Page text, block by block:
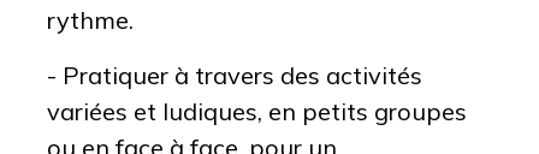
rythme.
- Pratiquer à travers des activités
variées et ludiques, en petits groupes
ou en face à face, pour un